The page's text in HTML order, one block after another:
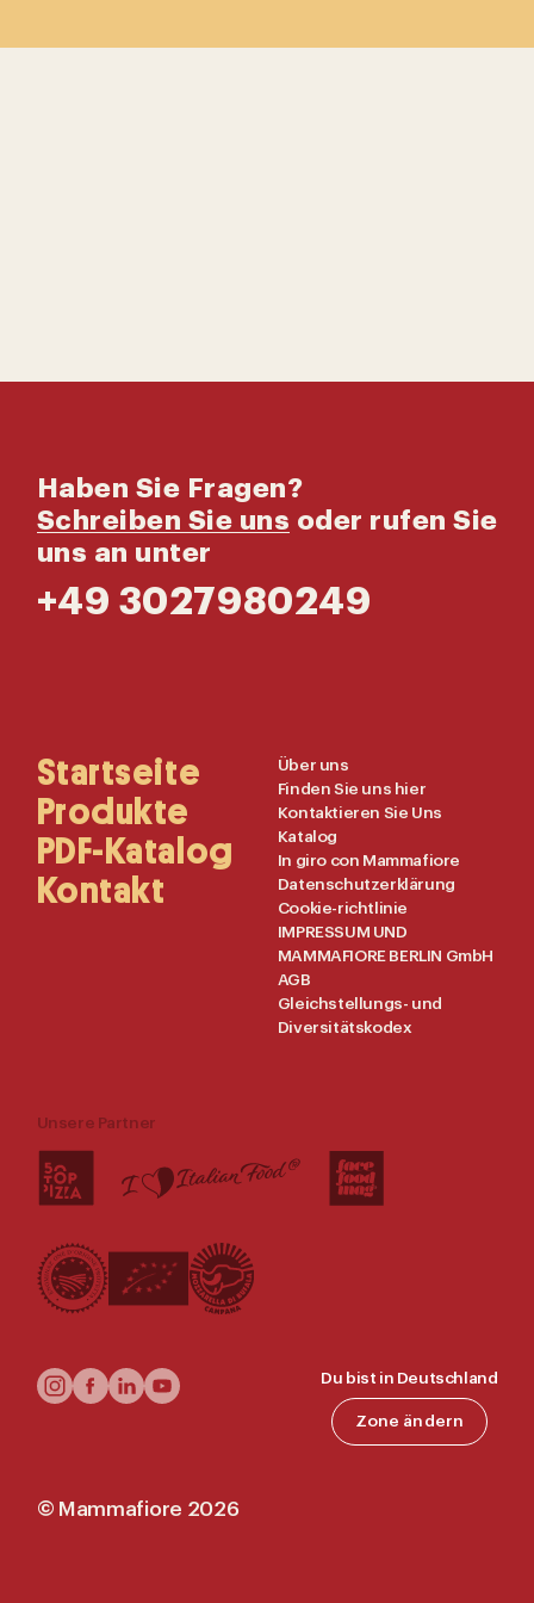
Haben Sie Fragen?
Schreiben Sie uns oder rufen Sie
uns an unter
+49 3027980249
Main
Navigation
Startseite
Produkte
PDF-Katalog
Kontakt
Useful
Links
Über uns
Finden Sie uns hier
Kontaktieren Sie Uns
Katalog
In giro con Mammafiore
Datenschutzerklärung
Cookie-richtlinie
IMPRESSUM UND
MAMMAFIORE BERLIN GmbH
AGB
Gleichstellungs- und
Diversitätskodex
Unsere Partner
© Mammafiore 2026
Follow
Du bist in Deutschland
Zone ändern